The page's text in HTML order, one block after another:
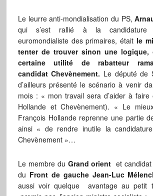
Le leurre anti-mondialisation du PS,
qui s’est rallié à la candidature
euromondialiste des primaires, était le
tenter de trouver sinon une
certaine utilité de rabatteur
candidat Chevènement. Le député de
d’ailleurs présenté le scénario à venir
mois : « mon travail sera d’aider à
Hollande et Chevènement). « Le
François Hollande reprenne une partie
ainsi « de rendre inutile la
Chevènement »…
Le membre du Grand orient et
du Front de gauche Jean-Luc
aussi voir quelque avantage au petit